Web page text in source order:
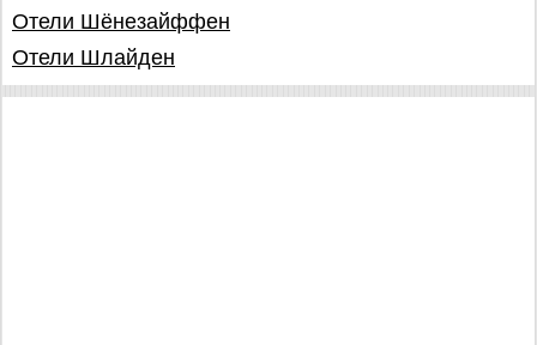
Отели Шёнезайффен
Отели Шлайден